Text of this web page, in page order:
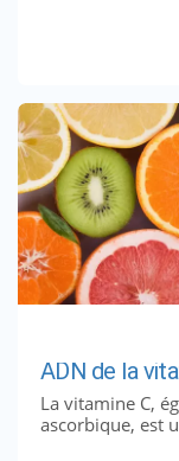
ADN de la
La vitamine C,
ascorbique, est